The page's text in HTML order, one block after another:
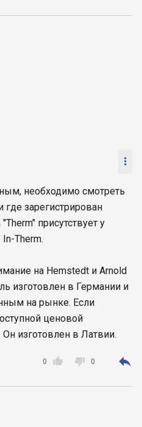

необходимо смотреть
где зарегистрирован
присутствует у
Therm.
на Hemstedt и Arnold
изготовлен в Германии и
на рынке. Если
ценовой
Он изготовлен в Латвии.

0  0 